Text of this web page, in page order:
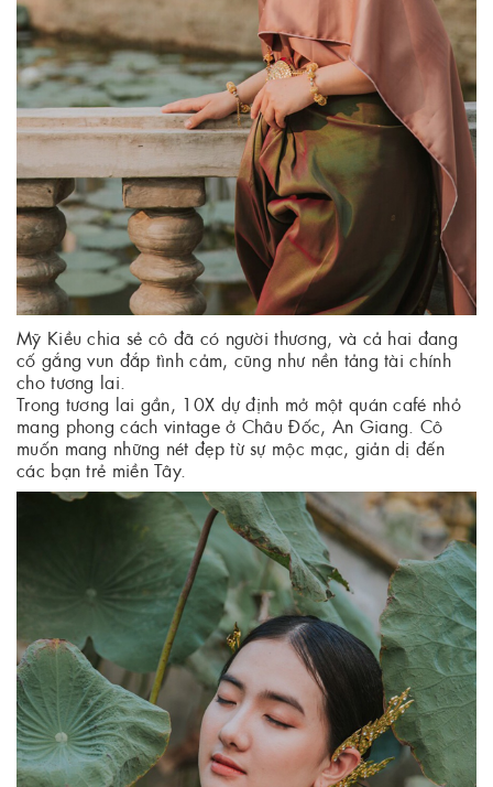
Mỹ Kiều chia sẻ cô đã có người thương, và cả hai đang
cố gắng vun đắp tình cảm, cũng như nền tảng tài chính
cho tương lai.
Trong tương lai gần, 10X dự định mở một quán café nhỏ
mang phong cách vintage ở Châu Đốc, An Giang. Cô
muốn mang những nét đẹp từ sự mộc mạc, giản dị đến
các bạn trẻ miền Tây.